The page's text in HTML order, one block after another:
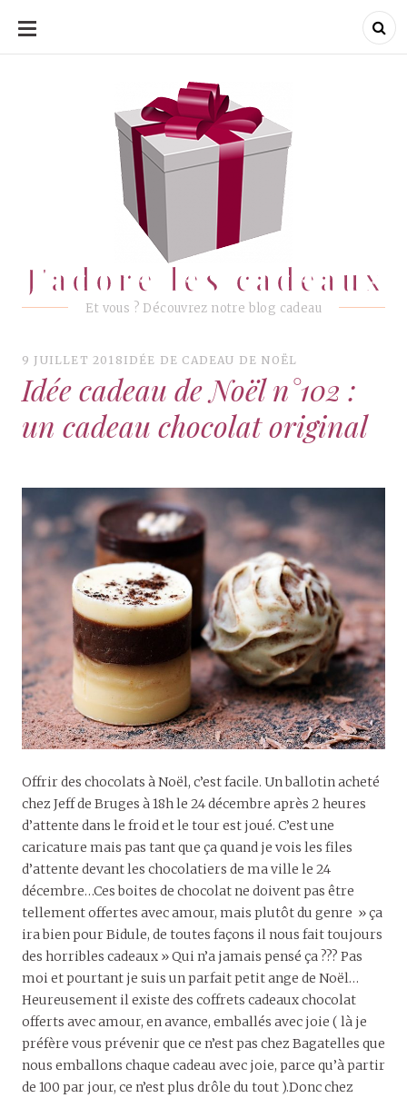
ALLER
CONTENU
J'adore les cadeaux
Et vous ? Découvrez notre blog cadeau
J'adore les cadeaux
9 JUILLET 2018 IDÉE DE CADEAU DE NOËL
Idée cadeau de Noël n°102 :
un cadeau chocolat original
Offrir des chocolats à Noël, c’est facile. Un ballotin acheté
chez Jeff de Bruges à 18h le 24 décembre après 2 heures
d’attente dans le froid et le tour est joué. C’est une
caricature mais pas tant que ça quand je vois les files
d’attente devant les chocolatiers de ma ville le 24
décembre…Ces boites de chocolat ne doivent pas être
tellement offertes avec amour, mais plutôt du genre » ça
ira bien pour Bidule, de toutes façons il nous fait toujours
des horribles cadeaux » Qui n’a jamais pensé ça ??? Pas
moi et pourtant je suis un parfait petit ange de Noël…
Heureusement il existe des coffrets cadeaux chocolat
offerts avec amour, en avance, emballés avec joie ( là je
préfère vous prévenir que ce n’est pas chez Bagatelles que
nous emballons chaque cadeau avec joie, parce qu’à partir
de 100 par jour, ce n’est plus drôle du tout ).Donc chez